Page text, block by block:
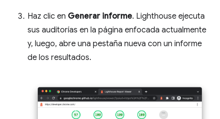
Haz clic en Generar informe. Lighthouse ejecuta
sus auditorías en la página enfocada actualmente
y, luego, abre una pestaña nueva con un informe
de los resultados.